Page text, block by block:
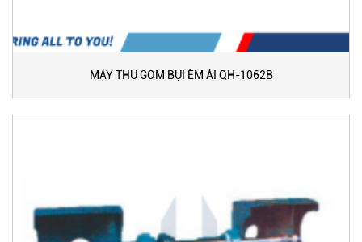
MÁY THU GOM BỤI ÊM ÁI QH-1062B